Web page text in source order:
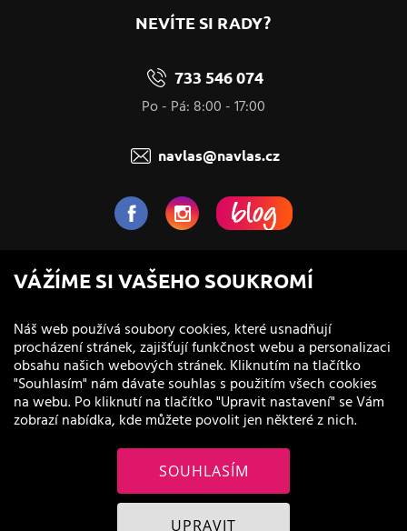
NEVÍTE SI RADY?
733 546 074
Po - Pá: 8:00 - 17:00
navlas@navlas.cz
NaVlas.cz - Vlasová kosmetika
provozovatel e-shopu a prodejen
© 2011 - 2026 NaVlas.cz
VÁŽÍME SI VAŠEHO SOUKROMÍ
Náš web používá soubory cookies, které usnadňují
procházení stránek, zajišťují funkčnost webu a personalizaci
obsahu našich webových stránek. Kliknutím na tlačítko
"Souhlasím" nám dávate souhlas s použitím všech cookies
na webu. Po kliknutí na tlačítko "Upravit nastavení" se Vám
zobrazí nabídka, kde můžete povolit jen některé z nich.
SOUHLASÍM
UPRAVIT